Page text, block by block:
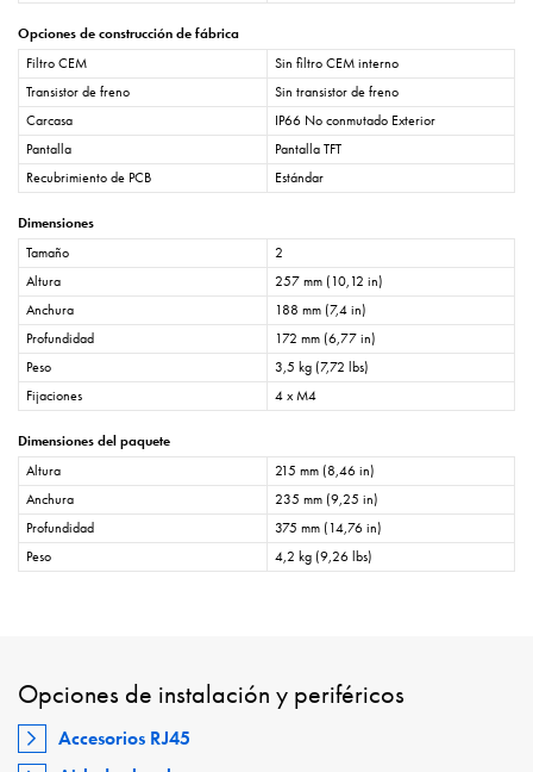
Opciones de construcción de fábrica
Filtro CEM
Sin filtro CEM interno
Transistor de freno
Sin transistor de freno
Carcasa
IP66 No conmutado Exterior
Pantalla
Pantalla TFT
Recubrimiento de PCB
Estándar
Dimensiones
Tamaño
2
Altura
257 mm (10,12 in)
Anchura
188 mm (7,4 in)
Profundidad
172 mm (6,77 in)
Peso
3,5 kg (7,72 lbs)
Fijaciones
4 x M4
Dimensiones del paquete
Altura
215 mm (8,46 in)
Anchura
235 mm (9,25 in)
Profundidad
375 mm (14,76 in)
Peso
4,2 kg (9,26 lbs)
Opciones de instalación y periféricos
Accesorios RJ45